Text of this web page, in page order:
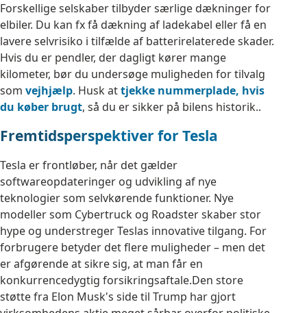
Forskellige selskaber tilbyder særlige dækninger for
elbiler. Du kan fx få dækning af ladekabel eller få en
lavere selvrisiko i tilfælde af batterirelaterede skader.
Hvis du er pendler, der dagligt kører mange
kilometer, bør du undersøge muligheden for tilvalg
som vejhjælp. Husk attjekke nummerplade, hvis
du køber brugt, så du er sikker på bilens historik..
Fremtidsperspektiver for Tesla
Tesla er frontløber, når det gælder
softwareopdateringer og udvikling af nye
teknologier som selvkørende funktioner. Nye
modeller som Cybertruck og Roadster skaber stor
hype og understreger Teslas innovative tilgang. For
forbrugere betyder det flere muligheder – men det
er afgørende at sikre sig, at man får en
konkurrencedygtig forsikringsaftale.Den store
støtte fra Elon Musk's side til Trump har gjort